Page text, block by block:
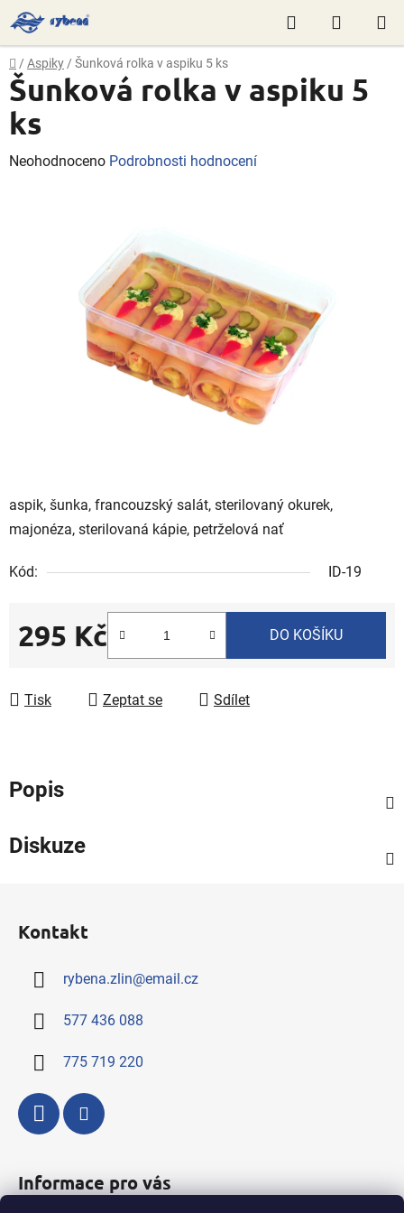
Přejít
na
obsah
Hledat
KOŠÍK
Domů
/ Aspiky / Šunková rolka v aspiku 5 ks
aspik, šunka, francouzský salát, sterilovaný okurek,
majonéza, sterilovaná kápie, petrželová nať
Kód: ID-19
295 Kč DO KOŠÍKU
Tisk Zeptat se Sdílet
Šunková rolka v aspiku 5
ks
Průměrné
Neohodnoceno Podrobnosti hodnocení
Popis
Diskuze
Kontakt
rybena.zlin@email.cz
577 436 088
775 719 220
Informace pro vás